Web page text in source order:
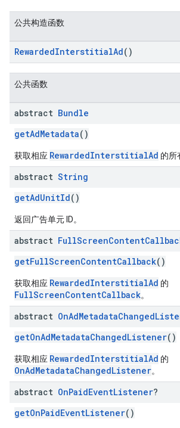
公共构造函数
RewardedInterstitialAd()
公共函数
abstract Bundle
getAdMetadata()
获取相应 RewardedInterstitialAd 的所
abstract String
getAdUnitId()
返回广告单元 ID。
abstract FullScreenContent
getFullScreenContentCallback()
获取相应 RewardedInterstitialAd 的
FullScreenContentCallback。
abstract OnAdMetadataChanged
getOnAdMetadataChangedListener()
获取相应 RewardedInterstitialAd 的
OnAdMetadataChangedListener。
abstract OnPaidEventListener?
getOnPaidEventListener()